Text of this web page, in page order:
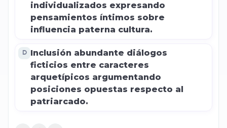
individualizados expresando
pensamientos íntimos sobre
influencia paterna cultura.
D
Inclusión abundante diálogos
ficticios entre caracteres
arquetípicos argumentando
posiciones opuestas respecto al
patriarcado.